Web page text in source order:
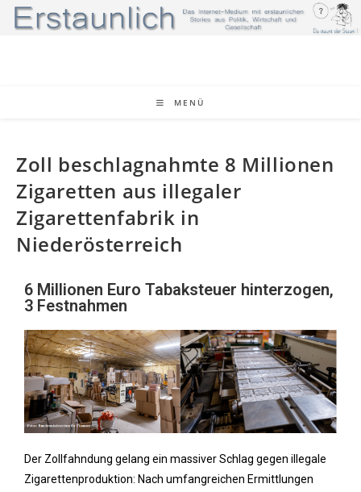
MENÜ
Zoll beschlagnahmte 8 Millionen
Zigaretten aus illegaler
Zigarettenfabrik in
Niederösterreich
6 Millionen Euro Tabaksteuer hinterzogen,
3 Festnahmen
Der Zollfahndung gelang ein massiver Schlag gegen illegale
Zigarettenproduktion: Nach umfangreichen Ermittlungen